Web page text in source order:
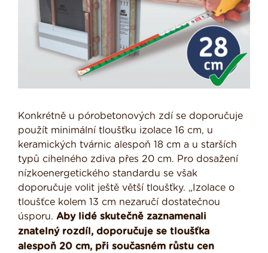
Konkrétně u pórobetonových zdí se doporučuje
použít minimální tloušťku izolace 16 cm, u
keramických tvárnic alespoň 18 cm a u starších
typů cihelného zdiva přes 20 cm. Pro dosažení
nízkoenergetického standardu se však
doporučuje volit ještě větší tloušťky. „Izolace o
tloušťce kolem 13 cm nezaručí dostatečnou
úsporu. Aby lidé skutečně zaznamenali
znatelný rozdíl, doporučuje se tloušťka
alespoň 20 cm, při současném růstu cen